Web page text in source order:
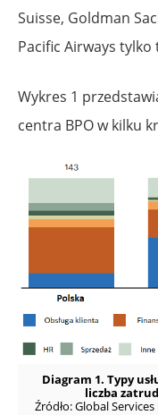
Suisse, Goldman
Pacific Airways
Wykres 1
centra BPO w kilku
Diagram 1. Typy
liczba
Źródło: Global